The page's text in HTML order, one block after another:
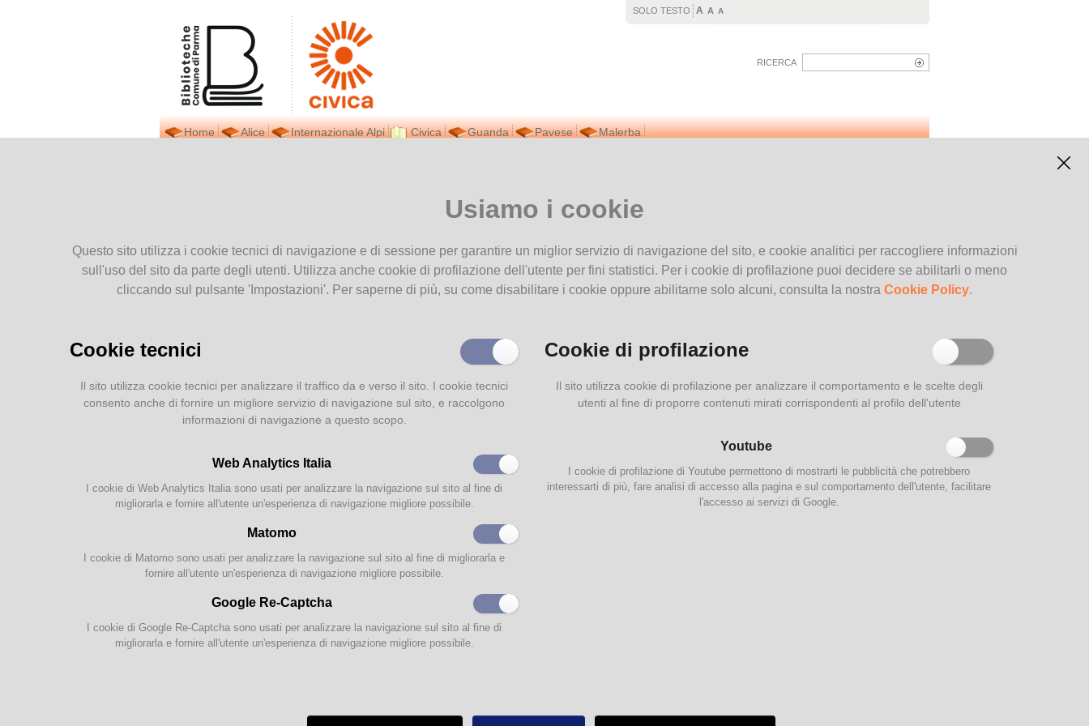
SOLO TESTO A A A
RICERCA
Home Alice Internazionale Alpi Civica Guanda Pavese Malerba
Dic
2025
Lettere a Babbo Natale
, ore 16, quarto appuntamento della rassegna
Un appuntamento prenatalizio per bambini e bambine: dopo una lettura a tema, ci lasceremo
ispirare per scrivere e decorare una lettera speciale da inviare al Polo Nord, con domande,
Evento gratuito con prenotazione obbligatoriaalla pagina prenotaeventi.comune.parma.it
Orari
Prestito interbibliotecario
Facebook
Cataloghi
Catalogo parmense
Attività
Proposte per le scuole
Parma Letteraria
Usiamo i cookie
Questo sito utilizza i cookie tecnici di navigazione e di sessione per garantire un miglior servizio di navigazione del sito, e cookie analitici per raccogliere informazioni
sull'uso del sito da parte degli utenti. Utilizza anche cookie di profilazione dell'utente per fini statistici. Per i cookie di profilazione puoi decidere se abilitarli o meno
cliccando sul pulsante 'Impostazioni'. Per saperne di più, su come disabilitare i cookie oppure abilitarne solo alcuni, consulta la nostra Cookie Policy.
Cookie tecnici
Il sito utilizza cookie tecnici per analizzare il traffico da e verso il sito. I cookie tecnici
consento anche di fornire un migliore servizio di navigazione sul sito, e raccolgono
informazioni di navigazione a questo scopo.
Web Analytics Italia
I cookie di Web Analytics Italia sono usati per analizzare la navigazione sul sito al fine di
migliorarla e fornire all'utente un'esperienza di navigazione migliore possibile.
Matomo
I cookie di Matomo sono usati per analizzare la navigazione sul sito al fine di migliorarla e
fornire all'utente un'esperienza di navigazione migliore possibile.
Google Re-Captcha
I cookie di Google Re-Captcha sono usati per analizzare la navigazione sul sito al fine di
migliorarla e fornire all'utente un'esperienza di navigazione migliore possibile.
Cookie di profilazione
Il sito utilizza cookie di profilazione per analizzare il comportamento e le scelte degli
utenti al fine di proporre contenuti mirati corrispondenti al profilo dell'utente
Youtube
I cookie di profilazione di Youtube permettono di mostrarti le pubblicità che potrebbero
interessarti di più, fare analisi di accesso alla pagina e sul comportamento dell'utente, facilitare
l'accesso ai servizi di Google.